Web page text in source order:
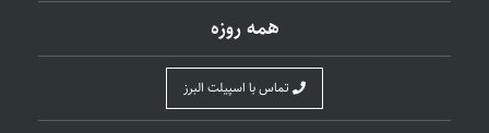
همه روزه
تماس با اسپیلت البرز